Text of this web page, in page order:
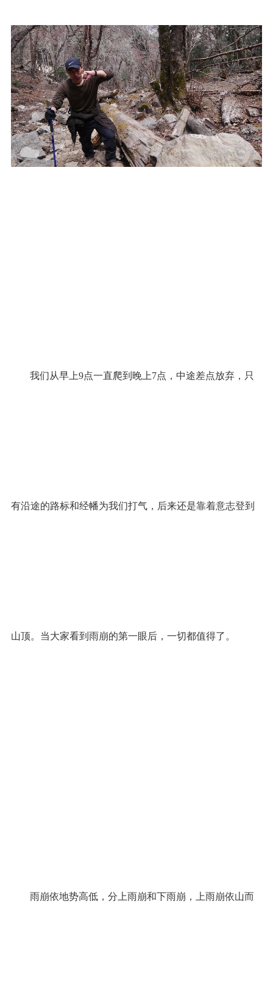
我们从早上9点一直爬到晚上7点，中途差点放弃，只
有沿途的路标和经幡为我们打气，后来还是靠着意志登到
山顶。当大家看到雨崩的第一眼后，一切都值得了。
雨崩依地势高低，分上雨崩和下雨崩，上雨崩依山而